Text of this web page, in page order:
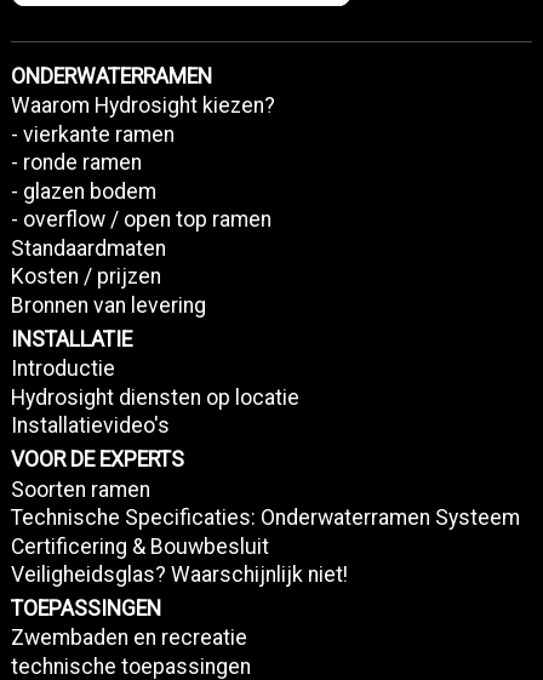
ONDERWATERRAMEN
Waarom Hydrosight kiezen?
- vierkante ramen
- ronde ramen
- glazen bodem
- overflow / open top ramen
Standaardmaten
Kosten / prijzen
Bronnen van levering
INSTALLATIE
Introductie
Hydrosight diensten op locatie
Installatievideo's
VOOR DE EXPERTS
Soorten ramen
Technische Specificaties: Onderwaterramen Systeem
Certificering & Bouwbesluit
Veiligheidsglas? Waarschijnlijk niet!
TOEPASSINGEN
Zwembaden en recreatie
technische toepassingen